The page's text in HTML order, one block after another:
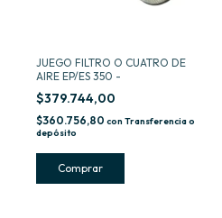
JUEGO FILTRO O CUATRO DE
AIRE EP/ES 350 -
$379.744,00
$360.756,80 con Transferencia o
depósito